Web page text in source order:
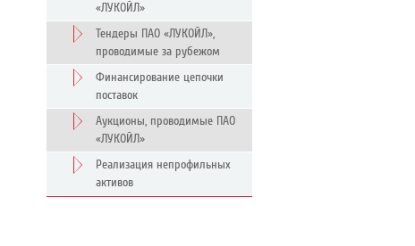
«ЛУКОЙЛ»
Тендеры ПАО «ЛУКОЙЛ»,
проводимые за рубежом
Финансирование цепочки
поставок
Аукционы, проводимые ПАО
«ЛУКОЙЛ»
Реализация непрофильных
активов